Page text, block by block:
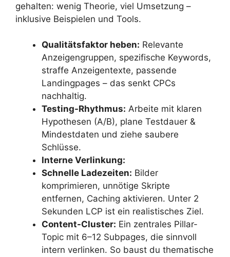
gehalten: wenig Theorie, viel Umsetzung –
inklusive Beispielen und Tools.
Qualitätsfaktor heben: Relevante
Anzeigengruppen, spezifische Keywords,
straffe Anzeigentexte, passende
Landingpages – das senkt CPCs
nachhaltig.
Testing-Rhythmus: Arbeite mit klaren
Hypothesen (A/B), plane Testdauer &
Mindestdaten und ziehe saubere
Schlüsse.
Interne Verlinkung:
Schnelle Ladezeiten: Bilder
komprimieren, unnötige Skripte
entfernen, Caching aktivieren. Unter 2
Sekunden LCP ist ein realistisches Ziel.
Content-Cluster: Ein zentrales Pillar-
Topic mit 6–12 Subpages, die sinnvoll
intern verlinken. So baust du thematische